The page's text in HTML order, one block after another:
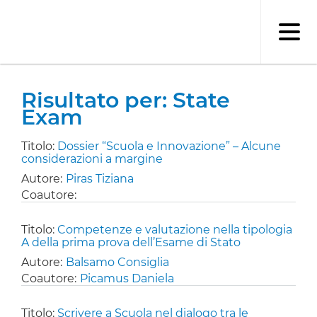
Risultato per: State
Exam
Titolo: Dossier “Scuola e Innovazione” – Alcune
considerazioni a margine
Autore: Piras Tiziana
Coautore:
Titolo: Competenze e valutazione nella tipologia
A della prima prova dell’Esame di Stato
Autore: Balsamo Consiglia
Coautore: Picamus Daniela
Titolo: Scrivere a Scuola nel dialogo tra le